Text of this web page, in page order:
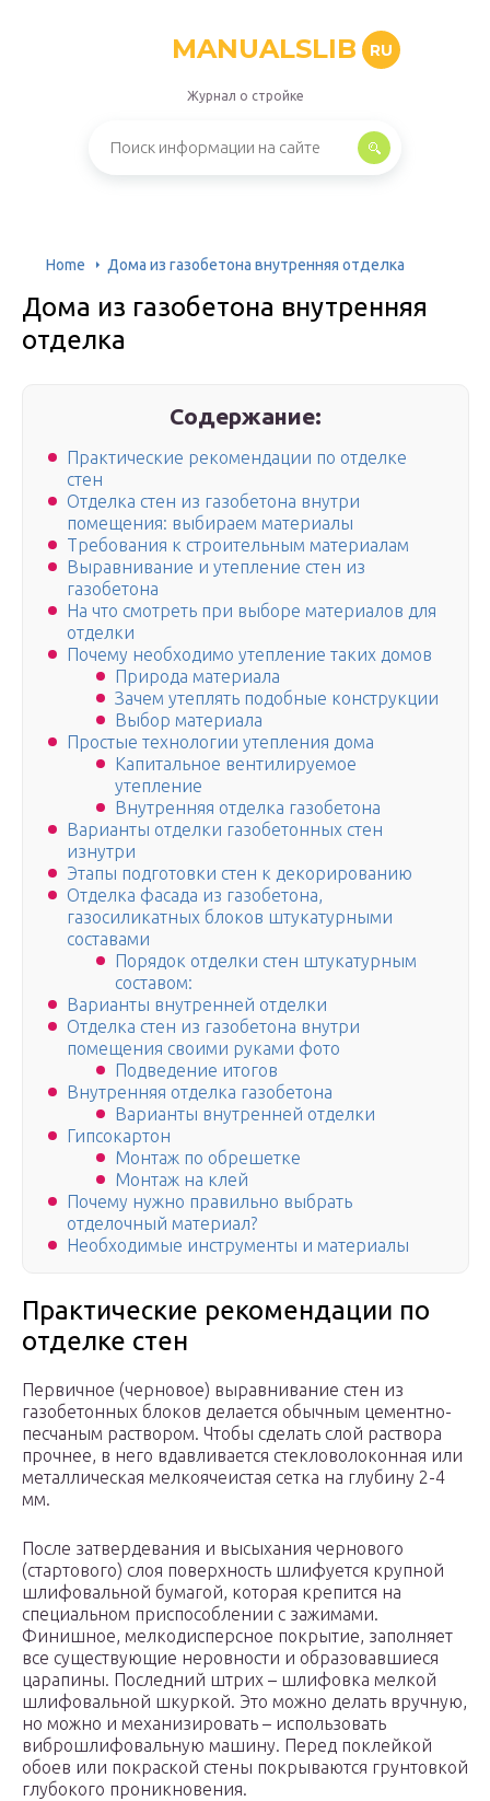
MANUALSLIB RU
Журнал о стройке
Home Дома из газобетона внутренняя отделка
Дома из газобетона внутренняя
отделка
Содержание:
Практические рекомендации по отделке
стен
Отделка стен из газобетона внутри
помещения: выбираем материалы
Требования к строительным материалам
Выравнивание и утепление стен из
газобетона
На что смотреть при выборе материалов для
отделки
Почему необходимо утепление таких домов
Природа материала
Зачем утеплять подобные конструкции
Выбор материала
Простые технологии утепления дома
Капитальное вентилируемое
утепление
Внутренняя отделка газобетона
Варианты отделки газобетонных стен
изнутри
Этапы подготовки стен к декорированию
Отделка фасада из газобетона,
газосиликатных блоков штукатурными
составами
Порядок отделки стен штукатурным
составом:
Варианты внутренней отделки
Отделка стен из газобетона внутри
помещения своими руками фото
Подведение итогов
Внутренняя отделка газобетона
Варианты внутренней отделки
Гипсокартон
Монтаж по обрешетке
Монтаж на клей
Почему нужно правильно выбрать
отделочный материал?
Необходимые инструменты и материалы
Практические рекомендации по
отделке стен
Первичное (черновое) выравнивание стен из
газобетонных блоков делается обычным цементно-
песчаным раствором. Чтобы сделать слой раствора
прочнее, в него вдавливается стекловолоконная или
металлическая мелкоячеистая сетка на глубину 2-4
мм.
После затвердевания и высыхания чернового
(стартового) слоя поверхность шлифуется крупной
шлифовальной бумагой, которая крепится на
специальном приспособлении с зажимами.
Финишное, мелкодисперсное покрытие, заполняет
все существующие неровности и образовавшиеся
царапины. Последний штрих – шлифовка мелкой
шлифовальной шкуркой. Это можно делать вручную,
но можно и механизировать – использовать
виброшлифовальную машину. Перед поклейкой
обоев или покраской стены покрываются грунтовкой
глубокого проникновения.